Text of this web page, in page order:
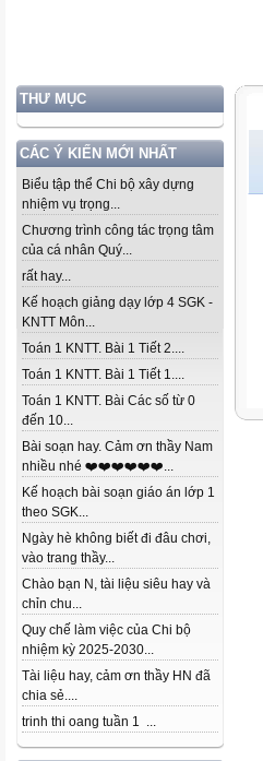
THƯ MỤC
CÁC Ý KIẾN MỚI NHẤT
Biểu tập thể Chi bộ xây dựng
nhiệm vụ trọng...
Chương trình công tác trọng tâm
của cá nhân Quý...
rất hay...
Kế hoạch giảng dạy lớp 4 SGK -
KNTT Môn...
Toán 1 KNTT. Bài 1 Tiết 2....
Toán 1 KNTT. Bài 1 Tiết 1....
Toán 1 KNTT. Bài Các số từ 0
đến 10...
Bài soạn hay. Cảm ơn thầy Nam
nhiều nhé ❤️❤️❤️❤️❤️❤️...
Kế hoạch bài soạn giáo án lớp 1
theo SGK...
Ngày hè không biết đi đâu chơi,
vào trang thầy...
Chào bạn N, tài liệu siêu hay và
chỉn chu...
Quy chế làm việc của Chi bộ
nhiệm kỳ 2025-2030...
Tài liệu hay, cảm ơn thầy HN đã
chia sẻ....
trinh thi oang tuần 1 ...